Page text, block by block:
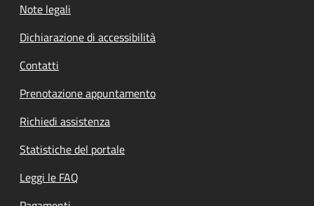
Note legali
Dichiarazione di accessibilità
Contatti
Prenotazione appuntamento
Richiedi assistenza
Statistiche del portale
Leggi le FAQ